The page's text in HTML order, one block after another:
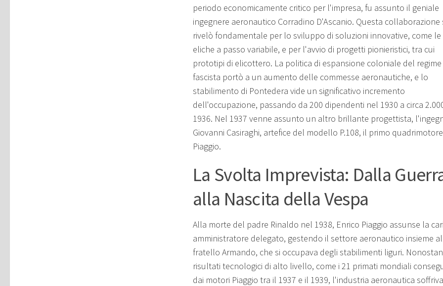
periodo economicamente critico per l'impresa, fu assunto il geniale
ingegnere aeronautico Corradino D'Ascanio. Questa collaborazione
rivelò fondamentale per lo sviluppo di soluzioni innovative, come le
eliche a passo variabile, e per l'avvio di progetti pionieristici, tra cui
prototipi di elicottero. La politica di espansione coloniale del regime
fascista portò a un aumento delle commesse aeronautiche, e lo
stabilimento di Pontedera vide un significativo incremento
dell'occupazione, passando da 200 dipendenti nel 1930 a circa
1936. Nel 1937 venne assunto un altro brillante progettista,
Giovanni Casiraghi, artefice del modello P.108, il primo quadrimotore
Piaggio.
La Svolta Imprevista: Dalla
alla Nascita della Vespa
Alla morte del padre Rinaldo nel 1938, Enrico Piaggio assunse la
amministratore delegato, gestendo il settore aeronautico insieme al
fratello Armando, che si occupava degli stabilimenti liguri.
risultati tecnologici di alto livello, come i 21 primati mondiali
dai motori Piaggio tra il 1937 e il 1939, l'industria aeronautica